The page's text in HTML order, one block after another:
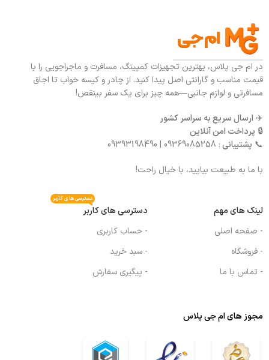
در ام جی پلاس، بهترین تجهیزات کمپینگ، مسافرت و ماجراجویی را با
قیمت مناسب و گارانتی اصل پیدا کنید. از چادر و کیسه خواب تا اجاق
مسافرتی و لوازم جانبی—همه چیز برای یک سفر بینقص!
✈️ ارسال سریع به سراسر کشور
🔒 پرداخت امن آنلاین
📞 پشتیبانی: 09369085258 | 09393198490
با ما به طبیعت بیایید، با خیال راحت!
لینک های مهم
- صفحه اصلی
- فروشگاه
- تماس با ما
دسترسی های کاربر
دسترسی های کاربر
- حساب کاربری
- سبد خرید
- پیگیری سفارش
مجوز های ام جی پلاس